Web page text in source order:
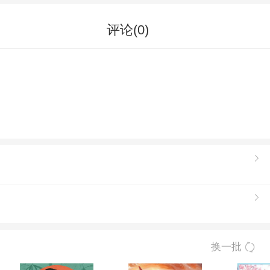
评论(0)
换一批